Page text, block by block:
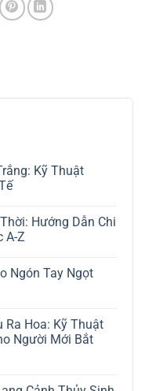
Kỹ Thuật
Hướng Dẫn Chi
A-Z
Ngón Tay Ngọt
Ra Hoa: Kỹ Thuật
Người Mới Bắt